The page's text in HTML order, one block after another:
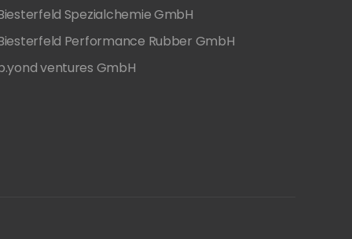
Spezialchemie GmbH
Performance Rubber GmbH
ventures GmbH